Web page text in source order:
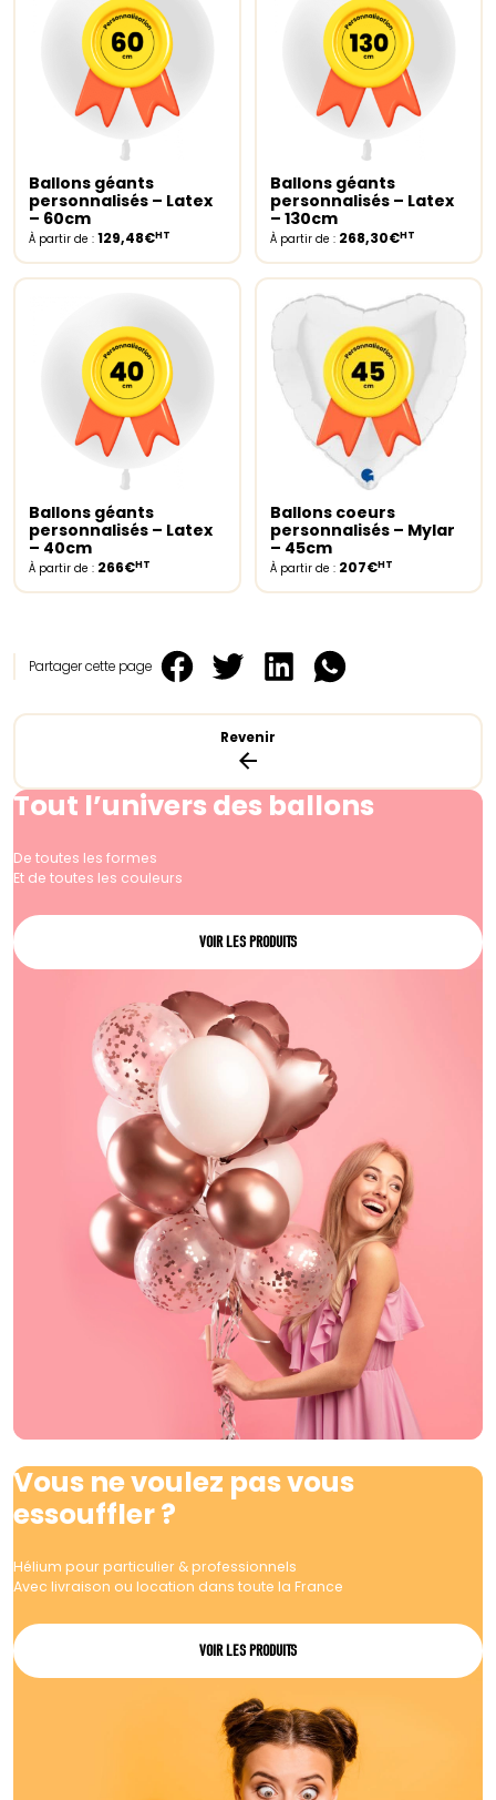
Revenir
Select options
Ballons géants
personnalisés – Latex
– 60cm
À partir de : 129,48€HT
Select options
Ballons géants
personnalisés – Latex
– 130cm
À partir de : 268,30€HT
Select options
Ballons géants
personnalisés – Latex
– 40cm
À partir de : 266€HT
Select options
Ballons coeurs
personnalisés – Mylar
– 45cm
À partir de : 207€HT
Partager cette page
Tout l’univers des ballons
De toutes les formes
Et de toutes les couleurs
VOIR LES PRODUITS
Vous ne voulez pas vous
essouffler ?
Hélium pour particulier & professionnels
Avec livraison ou location dans toute la France
VOIR LES PRODUITS